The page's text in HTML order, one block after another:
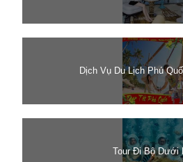
Dịch Vụ Du Lịch Phú
Tour Đi Bộ Dưới